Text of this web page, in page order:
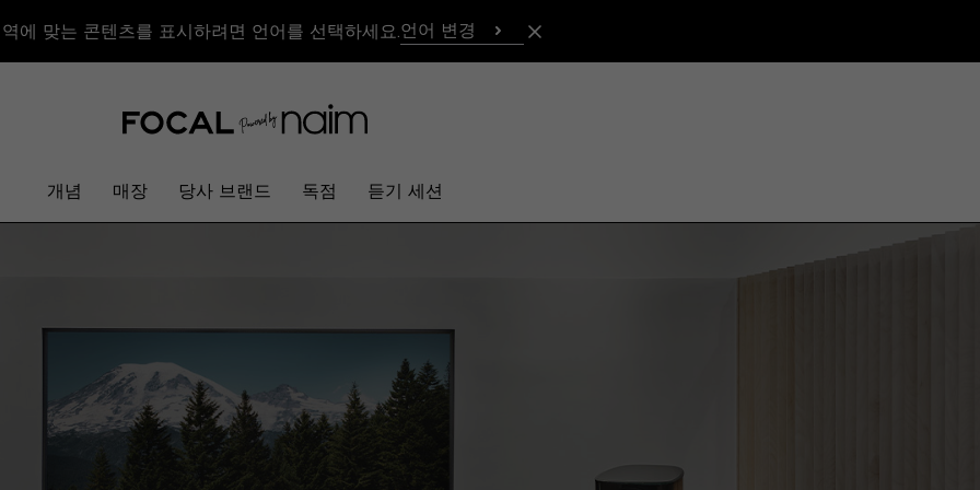
에 맞는 콘텐츠를 표시하려면 언어를 선택하세요. 언어 변경
개념 매장 당사 브랜드 독점 듣기 세션